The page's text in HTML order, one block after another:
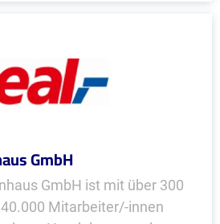
GmbH
GmbH ist mit über 300
Mitarbeiter/-innen